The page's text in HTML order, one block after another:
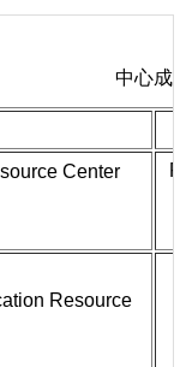
中心成員
Center
Resource